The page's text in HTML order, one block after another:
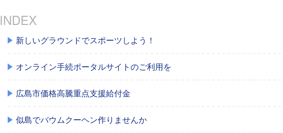
INDEX
新しいグラウンドでスポーツしよう！
オンライン手続ポータルサイトのご利用を
広島市価格高騰重点支援給付金
似島でバウムクーヘン作りませんか